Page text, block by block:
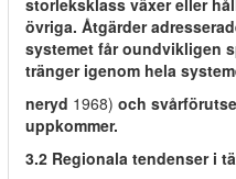
storleksklass växer eller
övriga. Åtgärder
systemet får oundvikligen
tränger igenom hela
neryd 1968) och
uppkommer.
3.2 Regionala tendenser i